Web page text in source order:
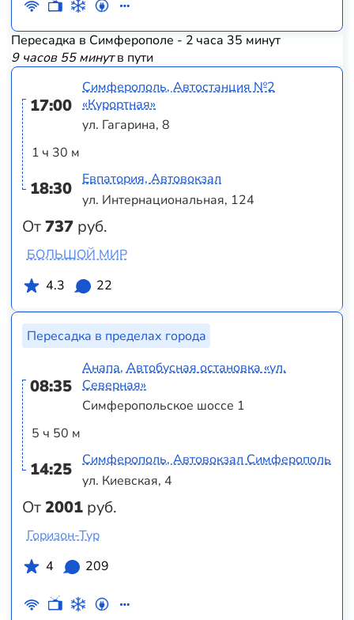
Пересадка в Симферополе - 2 часа 35 минут
9 часов 55 минутв пути
17:00
1 ч 30 м
18:30
От737 руб.
Симферополь, Автостанция №2
«Курортная»
ул. Гагарина, 8
Евпатория, Автовокзал
ул. Интернациональная, 124
БОЛЬШОЙ МИР
4.3
22
Пересадка в пределах города
08:35
5 ч 50 м
14:25
От2001 руб.
Анапа, Автобусная остановка «ул.
Северная»
Симферопольское шоссе 1
Симферополь, Автовокзал Симферополь
ул. Киевская, 4
Горизон-Тур
4
209